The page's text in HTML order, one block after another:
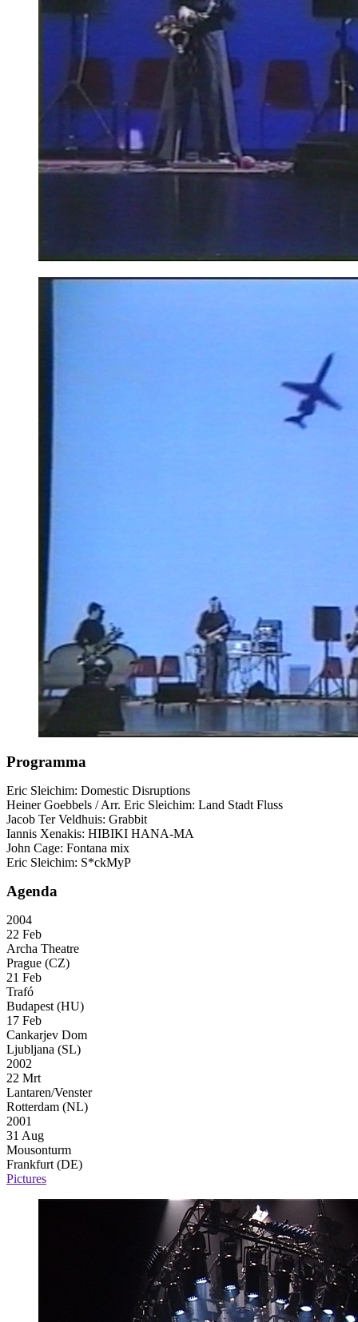
Programma
Eric Sleichim: Domestic Disruptions
Heiner Goebbels / Arr. Eric Sleichim: Land Stadt Fluss
Jacob Ter Veldhuis: Grabbit
Iannis Xenakis: HIBIKI HANA-MA
John Cage: Fontana mix
Eric Sleichim: S*ckMyP
Agenda
2004
22 Feb
Archa Theatre
Prague (CZ)
21 Feb
Trafó
Budapest (HU)
17 Feb
Cankarjev Dom
Ljubljana (SL)
2002
22 Mrt
Lantaren/Venster
Rotterdam (NL)
2001
31 Aug
Mousonturm
Frankfurt (DE)
Pictures